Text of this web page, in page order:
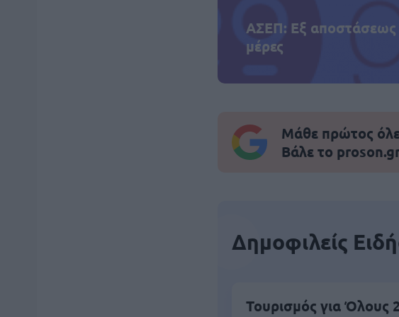
ΑΣΕΠ: Εξ αποστάσεως
μέρες
Μάθε πρώτος
Βάλε το
Δημοφιλείς
Τουρισμός για Όλους